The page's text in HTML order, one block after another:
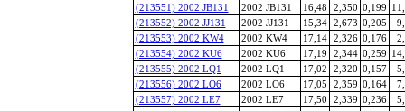
(213551) 2002 JB131
2002 JB131 16,48 2,350 0,199
(213552) 2002 JJ131
2002 JJ131 15,34 2,673 0,205
(213553) 2002 KW4
2002 KW4 17,14 2,326 0,176
(213554) 2002 KU6
2002 KU6 17,19 2,344 0,259
(213555) 2002 LQ1
2002 LQ1 17,02 2,320 0,157
(213556) 2002 LO6
2002 LO6 17,05 2,359 0,164
(213557) 2002 LE7
2002 LE7 17,50 2,339 0,236